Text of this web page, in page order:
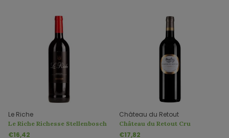
Le Riche
Le Riche Richesse Stellenbosch
€16,42
Château du Retout
Château du Retout Cru
Bourgeois
€17,82